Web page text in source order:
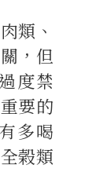
類、
，但
度禁
要的
多喝
榖類